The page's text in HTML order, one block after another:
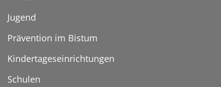
Jugend
Prävention im Bistum
Kindertageseinrichtungen
Schulen